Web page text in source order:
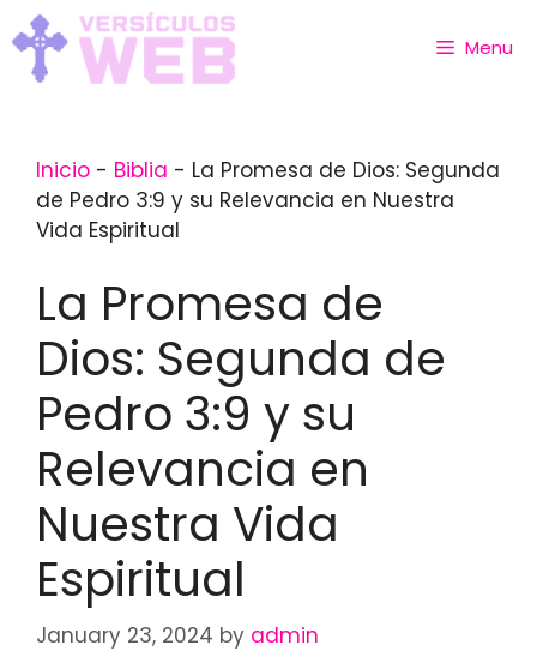
Skip
to
content
Menu
Inicio - Biblia - La Promesa de Dios: Segunda
de Pedro 3:9 y su Relevancia en Nuestra
Vida Espiritual
La Promesa de
Dios: Segunda de
Pedro 3:9 y su
Relevancia en
Nuestra Vida
Espiritual
January 23, 2024 by admin